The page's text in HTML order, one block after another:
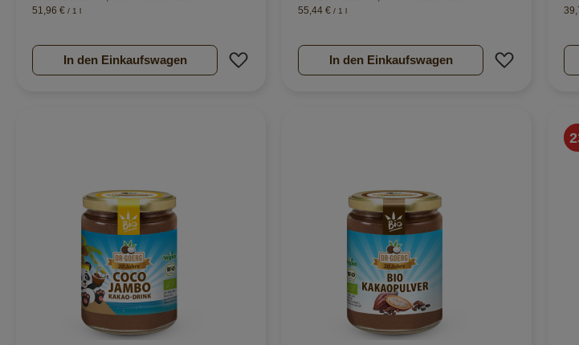
51,96 € / 1 l
In den Einkaufswagen Zur Wunschliste hinzufügen
55,44 € / 1 l
In den Einkaufswagen Zur